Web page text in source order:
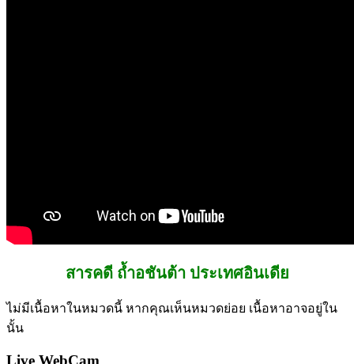
สารคดี ถ้ำอชันต้า ประเทศอินเดีย
ไม่มีเนื้อหาในหมวดนี้ หากคุณเห็นหมวดย่อย เนื้อหาอาจอยู่ใน
นั้น